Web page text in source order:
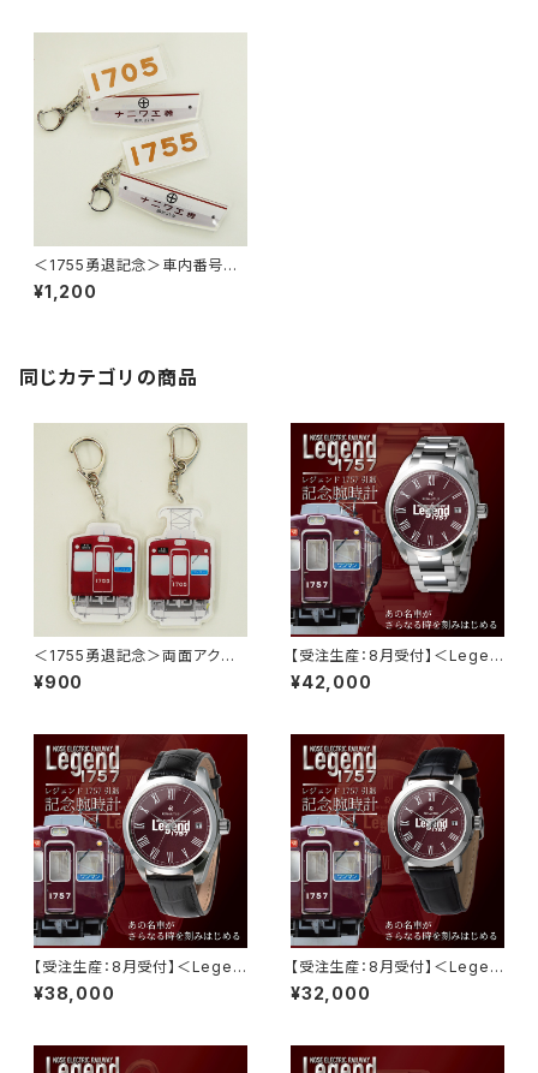
＜1755勇退記念＞車内番号板
+車内製造板2連キーホルダー
¥1,200
同じカテゴリの商品
＜1755勇退記念＞両面アクリ
ルキーホルダー（1755+2062／
1705+2013）
¥900
【受注生産：8月受付】＜Legen
d1757記念腕時計［1］＞クラシ
ック クオーツモデル：クラシック
¥42,000
【受注生産：8月受付】＜Legen
d1757記念腕時計［2］＞クラシ
ック クオーツモデル：クラシック
¥38,000
【受注生産：8月受付】＜Legen
d1757記念腕時計［3］＞クラシ
ック クオーツモデル：クラシック
¥32,000